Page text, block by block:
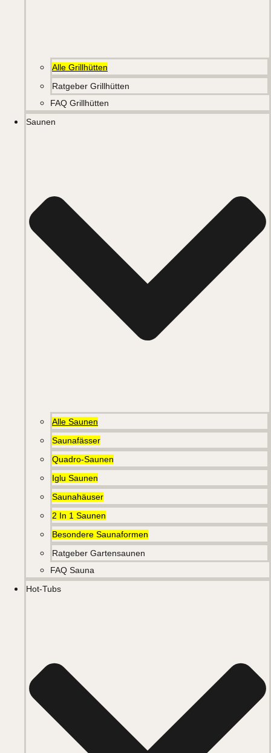
Alle Grillhütten
Ratgeber Grillhütten
FAQ Grillhütten
Saunen
Alle Saunen
Saunafässer
Quadro-Saunen
Iglu Saunen
Saunahäuser
2 In 1 Saunen
Besondere Saunaformen
Ratgeber Gartensaunen
FAQ Sauna
Hot-Tubs